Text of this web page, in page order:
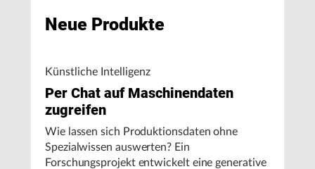
Neue Produkte
Künstliche Intelligenz
Per Chat auf Maschinendaten
zugreifen
Wie lassen sich Produktionsdaten ohne
Spezialwissen auswerten? Ein
Forschungsprojekt entwickelt eine generative